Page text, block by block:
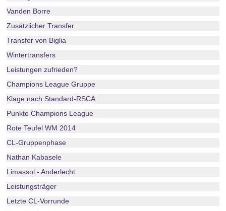
Vanden Borre
Zusätzlicher Transfer
Transfer von Biglia
Wintertransfers
Leistungen zufrieden?
Champions League Gruppe
Klage nach Standard-RSCA
Punkte Champions League
Rote Teufel WM 2014
CL-Gruppenphase
Nathan Kabasele
Limassol - Anderlecht
Leistungsträger
Letzte CL-Vorrunde